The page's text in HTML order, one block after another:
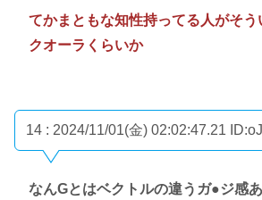
てかまともな知性持ってる人がそう
クオーラくらいか
14 : 2024/11/01(金) 02:02:47.21
なんGとはベクトルの違うガ●ジ感